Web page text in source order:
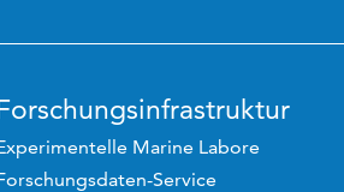
Marine Labore
Service